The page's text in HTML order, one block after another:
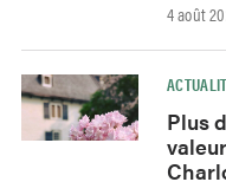
4 août
Plus